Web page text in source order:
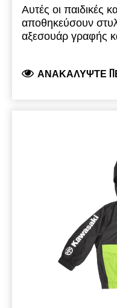
Αυτές οι παιδικές
αποθηκεύσουν
αξεσουάρ γραφής
ΑΝΑΚΑΛΎΨΤΕ